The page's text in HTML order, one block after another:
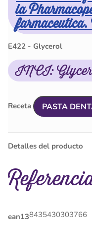
la
E422 - Glycerol
INCI:
Receta PASTA
Detalles del producto
ean138435430303766